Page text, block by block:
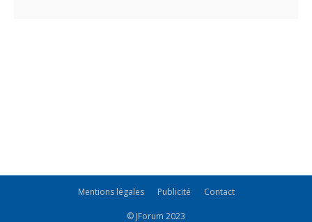
Mentions légales Publicité Contact
© JForum 2023